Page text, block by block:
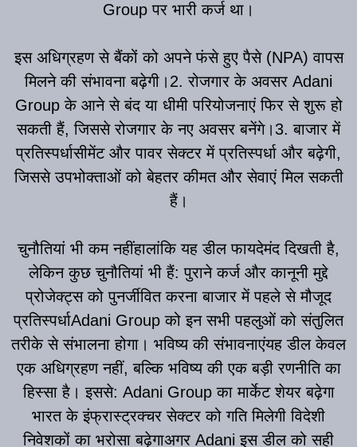
Group पर भारी कर्ज था।
इस अधिग्रहण से बैंकों को अपने फंसे हुए पैसे (NPA) वापस
मिलने की संभावना बढ़ेगी।2. रोजगार के अवसर Adani
Group के आने से बंद या धीमी परियोजनाएं फिर से शुरू हो
सकती हैं, जिससे रोजगार के नए अवसर बनेंगे।3. बाजार में
प्रतिस्पर्धासीमेंट और पावर सेक्टर में प्रतिस्पर्धा और बढ़ेगी,
जिससे उपभोक्ताओं को बेहतर कीमत और सेवाएं मिल सकती
हैं।
चुनौतियां भी कम नहींहालांकि यह डील फायदेमंद दिखती है,
लेकिन कुछ चुनौतियां भी हैं: पुराने कर्ज और कानूनी मुद्दे
प्रोजेक्ट्स को पुनर्जीवित करना बाजार में पहले से मौजूद
प्रतिस्पर्धाAdani Group को इन सभी पहलुओं को संतुलित
तरीके से संभालना होगा। भविष्य की संभावनाएंयह डील केवल
एक अधिग्रहण नहीं, बल्कि भविष्य की एक बड़ी रणनीति का
हिस्सा है। इससे: Adani Group का मार्केट शेयर बढ़ेगा
भारत के इंफ्रास्ट्रक्चर सेक्टर को गति मिलेगी विदेशी
निवेशकों का भरोसा बढ़ेगाअगर Adani इस डील को सही